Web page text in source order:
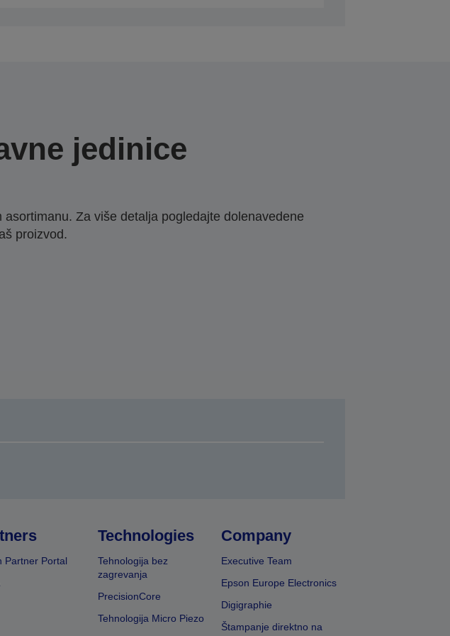
jedinice
Za više detalja pogledajte dolenavedene
proizvod.
Partner Portal
Technologies
Tehnologija bez
zagrevanja
PrecisionCore
Tehnologija Micro Piezo
Company
Executive Team
Epson Europe Electronics
Digigraphie
Štampanje direktno na